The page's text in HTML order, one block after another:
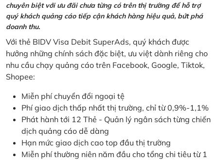
chuyên biệt với ưu đãi chưa từng có trên thị trường để hỗ trợ
quý khách quảng cáo tiếp cận khách hàng hiệu quả, bứt phá
doanh thu.
Với thẻ BIDV Visa Debit SuperAds, quý khách được
hưởng những chính sách đặc biệt, ưu việt dành riêng cho
nhu cầu chạy quảng cáo trên Facebook, Google, Tiktok,
Shopee:
Miễn phí chuyển đổi ngoại tệ
Phí giao dịch thấp nhất thị trường, chỉ từ 0,9%-1,1%
Phát hành tới 12 Thẻ - Quản lý ngân sách từng chiến
dịch quảng cáo dễ dàng
Hạn mức giao dịch cao top đầu thị trường
Miễn phí thường niên năm đầu cho tổng chi tiêu từ 1